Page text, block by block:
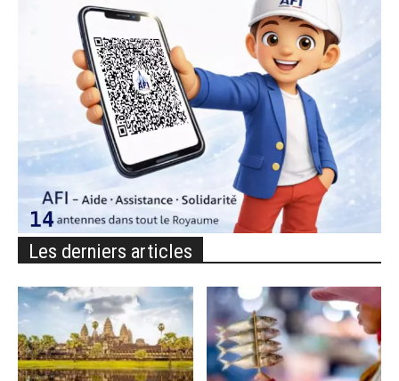
Les derniers articles